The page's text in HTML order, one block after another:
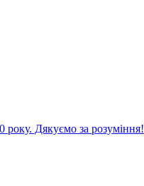
року. Дякуємо за розуміння!